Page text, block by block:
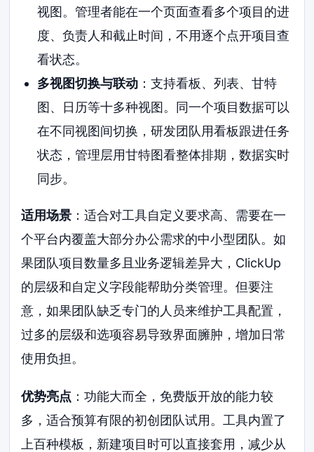
视图。管理者能在一个页面查看多个项目的进
度、负责人和截止时间，不用逐个点开项目查
看状态。
多视图切换与联动：支持看板、列表、甘特
图、日历等十多种视图。同一个项目数据可以
在不同视图间切换，研发团队用看板跟进任务
状态，管理层用甘特图看整体排期，数据实时
同步。
适用场景 ：适合对工具自定义要求高、需要在一
个平台内覆盖大部分办公需求的中小型团队。如
果团队项目数量多且业务逻辑差异大，ClickUp
的层级和自定义字段能帮助分类管理。但要注
意，如果团队缺乏专门的人员来维护工具配置，
过多的层级和选项容易导致界面臃肿，增加日常
使用负担。
优势亮点 ：功能大而全，免费版开放的能力较
多，适合预算有限的初创团队试用。工具内置了
上百种模板，新建项目时可以直接套用，减少从